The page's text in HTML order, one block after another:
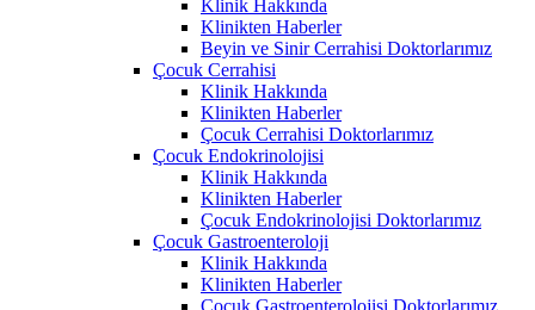
Klinik Hakkında
Klinikten Haberler
Beyin ve Sinir Cerrahisi Doktorlarımız
Çocuk Cerrahisi
Klinik Hakkında
Klinikten Haberler
Çocuk Cerrahisi Doktorlarımız
Çocuk Endokrinolojisi
Klinik Hakkında
Klinikten Haberler
Çocuk Endokrinolojisi Doktorlarımız
Çocuk Gastroenteroloji
Klinik Hakkında
Klinikten Haberler
Çocuk Gastroenterolojisi Doktorlarımız